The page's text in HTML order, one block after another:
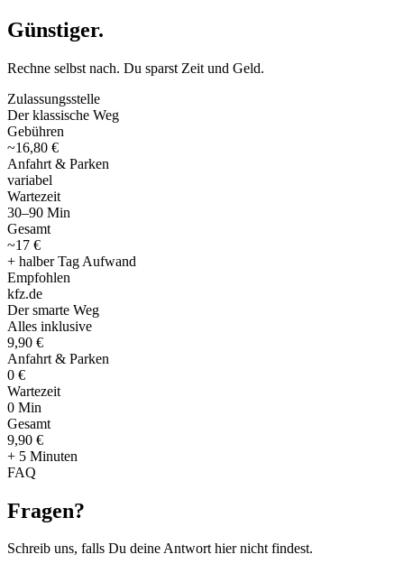
Günstiger.
Rechne selbst nach. Du sparst Zeit und Geld.
Zulassungsstelle
Der klassische Weg
Gebühren
~16,80 €
Anfahrt & Parken
variabel
Wartezeit
30–90 Min
Gesamt
~17 €
+ halber Tag Aufwand
Empfohlen
kfz.de
Der smarte Weg
Alles inklusive
9,90 €
Anfahrt & Parken
0 €
Wartezeit
0 Min
Gesamt
9,90 €
+ 5 Minuten
FAQ
Fragen?
Schreib uns, falls Du deine Antwort hier nicht findest.